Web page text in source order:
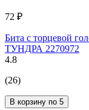
72 ₽
Бита с торцевой
ТУНДРА 2270972
4.8
(26)
В корзину по 5